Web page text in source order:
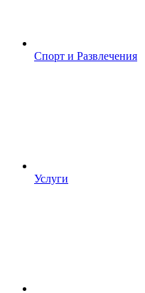
Спорт и Развлечения
Услуги